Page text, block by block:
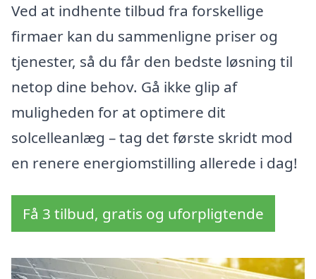
Ved at indhente tilbud fra forskellige
firmaer kan du sammenligne priser og
tjenester, så du får den bedste løsning til
netop dine behov. Gå ikke glip af
muligheden for at optimere dit
solcelleanlæg – tag det første skridt mod
en renere energiomstilling allerede i dag!
Få 3 tilbud, gratis og uforpligtende